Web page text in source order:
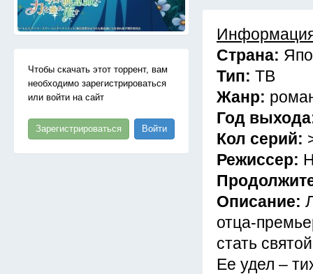
Чтобы скачать этот торрент, вам
необходимо зарегистрироваться
или войти на сайт
Зарегистрироваться Войти
Страна:
Тип: ТВ
Жанр:
Год
Кол серий:
Режиссер:
Описание:
отца-
стать
Ее удел –